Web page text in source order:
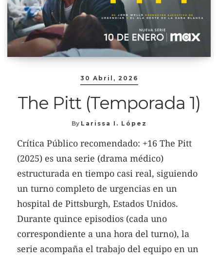
30 Abril, 2026
The Pitt (Temporada 1)
By Larissa I. López
Crítica Público recomendado: +16 The Pitt
(2025) es una serie (drama médico)
estructurada en tiempo casi real, siguiendo
un turno completo de urgencias en un
hospital de Pittsburgh, Estados Unidos.
Durante quince episodios (cada uno
correspondiente a una hora del turno), la
serie acompaña el trabajo del equipo en un